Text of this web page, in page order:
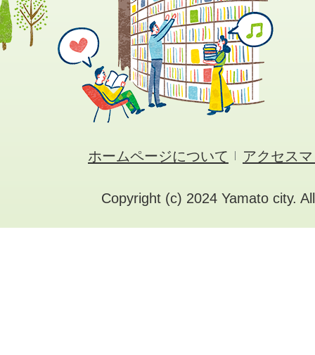
ホームページについて アクセス
Copyright (c) 2024 Yamato city.